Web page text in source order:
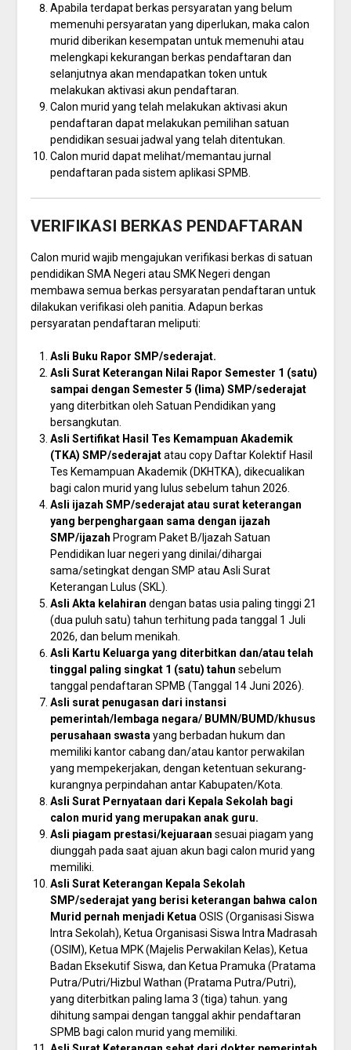
Apabila terdapat berkas persyaratan yang belum
memenuhi persyaratan yang diperlukan, maka calon
murid diberikan kesempatan untuk memenuhi atau
melengkapi kekurangan berkas pendaftaran dan
selanjutnya akan mendapatkan token untuk
melakukan aktivasi akun pendaftaran.
Calon murid yang telah melakukan aktivasi akun
pendaftaran dapat melakukan pemilihan satuan
pendidikan sesuai jadwal yang telah ditentukan.
Calon murid dapat melihat/memantau jurnal
pendaftaran pada sistem aplikasi SPMB.
VERIFIKASI BERKAS PENDAFTARAN
Calon murid wajib mengajukan verifikasi berkas di satuan
pendidikan SMA Negeri atau SMK Negeri dengan
membawa semua berkas persyaratan pendaftaran untuk
dilakukan verifikasi oleh panitia. Adapun berkas
persyaratan pendaftaran meliputi:
Asli Buku Rapor SMP/sederajat.
Asli Surat Keterangan Nilai Rapor Semester 1 (satu)
sampai dengan Semester 5 (lima) SMP/sederajat
yang diterbitkan oleh Satuan Pendidikan yang
bersangkutan.
Asli Sertifikat Hasil Tes Kemampuan Akademik
(TKA) SMP/sederajatatau copy Daftar Kolektif Hasil
Tes Kemampuan Akademik (DKHTKA), dikecualikan
bagi calon murid yang lulus sebelum tahun 2026.
Asli ijazah SMP/sederajat atau surat keterangan
yang berpenghargaan sama dengan ijazah
SMP/ijazah Program Paket B/Ijazah Satuan
Pendidikan luar negeri yang dinilai/dihargai
sama/setingkat dengan SMP atau Asli Surat
Keterangan Lulus (SKL).
Asli Akta kelahiran dengan batas usia paling tinggi 21
(dua puluh satu) tahun terhitung pada tanggal 1 Juli
2026, dan belum menikah.
Asli Kartu Keluarga yang diterbitkan dan/atau telah
tinggal paling singkat 1 (satu) tahun sebelum
tanggal pendaftaran SPMB (Tanggal 14 Juni 2026).
Asli surat penugasan dari instansi
pemerintah/lembaga negara/ BUMN/BUMD/khusus
perusahaan swasta yang berbadan hukum dan
memiliki kantor cabang dan/atau kantor perwakilan
yang mempekerjakan, dengan ketentuan sekurang-
kurangnya perpindahan antar Kabupaten/Kota.
Asli Surat Pernyataan dari Kepala Sekolah bagi
calon murid yang merupakan anak guru.
Asli piagam prestasi/kejuaraan sesuai piagam yang
diunggah pada saat ajuan akun bagi calon murid yang
memiliki.
Asli Surat Keterangan Kepala Sekolah
SMP/sederajat yang berisi keterangan bahwa calon
Murid pernah menjadi Ketua OSIS (Organisasi Siswa
Intra Sekolah), Ketua Organisasi Siswa Intra Madrasah
(OSIM), Ketua MPK (Majelis Perwakilan Kelas), Ketua
Badan Eksekutif Siswa, dan Ketua Pramuka (Pratama
Putra/Putri/Hizbul Wathan (Pratama Putra/Putri),
yang diterbitkan paling lama 3 (tiga) tahun. yang
dihitung sampai dengan tanggal akhir pendaftaran
SPMB bagi calon murid yang memiliki.